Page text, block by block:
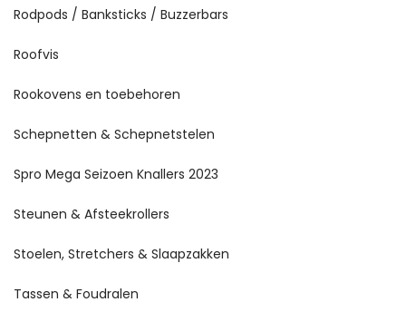
Rodpods / Banksticks / Buzzerbars
Roofvis
Rookovens en toebehoren
Schepnetten & Schepnetstelen
Spro Mega Seizoen Knallers 2023
Steunen & Afsteekrollers
Stoelen, Stretchers & Slaapzakken
Tassen & Foudralen